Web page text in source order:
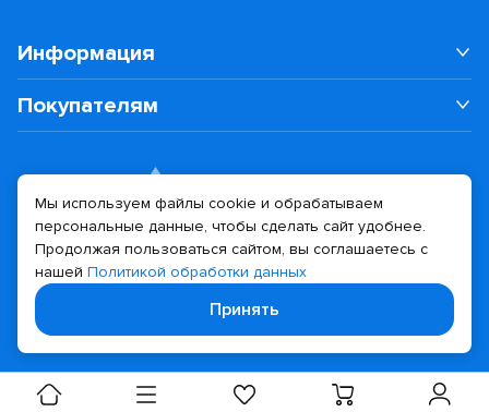
Информация
Покупателям
Политика конфиденциальности
Дизайн сайта Разработка сайта
Мы используем файлы cookie и обрабатываем
персональные данные, чтобы сделать сайт удобнее.
Продолжая пользоваться сайтом, вы соглашаетесь с
нашей Политикой обработки данных
Принять